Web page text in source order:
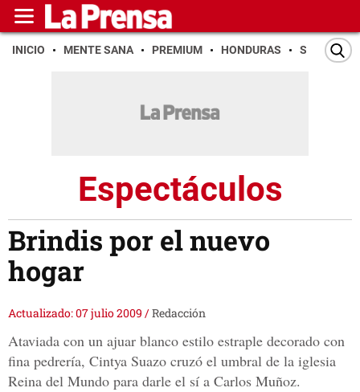
INICIO MENTE SANA PREMIUM HONDURAS SAN PEDRO
Espectáculos
Brindis por el nuevo
hogar
Actualizado: 07 julio 2009 /Redacción
Ataviada con un ajuar blanco estilo estraple decorado con
fina pedrería, Cintya Suazo cruzó el umbral de la iglesia
Reina del Mundo para darle el sí a Carlos Muñoz.